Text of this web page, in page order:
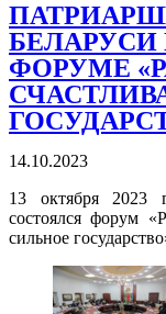
БЕЛАРУСИ
ФОРУМЕ
14.10.2023
13 октября 2023
состоялся форум
сильное